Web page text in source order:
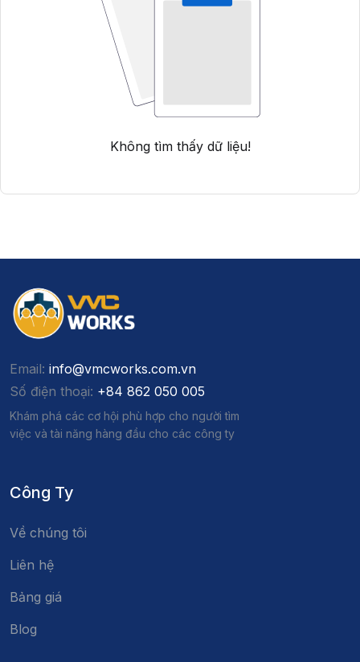
Không tìm thấy dữ liệu!
Email: info@vmcworks.com.vn
Số điện thoại: +84 862 050 005
Khám phá các cơ hội phù hợp cho người tìm
việc và tài năng hàng đầu cho các công ty
Công Ty
Về chúng tôi
Liên hệ
Bảng giá
Blog